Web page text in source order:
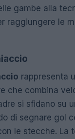
gambe alla
raggiungere le
rappresenta
che combina
si sfidano su
di segnare gol
le stecche. La